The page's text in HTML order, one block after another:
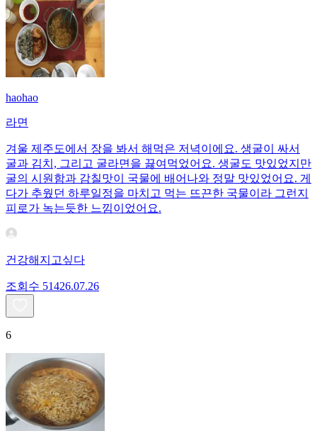
haohao
라면
겨울 제주도에서 장을 봐서 해먹은 저녁이에요. 생굴이 싸서
굴과 김치, 그리고 굴라면을 끓여먹었어요. 생굴도 맛있었지만
굴의 시원함과 감칠맛이 국물에 배어나와 정말 맛있었어요. 게
다가 추웠던 하루일정을 마치고 먹는 뜨끈한 국물이라 그런지
피로가 녹는듯한 느낌이었어요.
건강해지고싶다
조회수 51426.07.26
6